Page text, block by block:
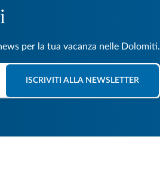
per la tua vacanza nelle Dolomiti.
ISCRIVITI ALLA NEWSLETTER